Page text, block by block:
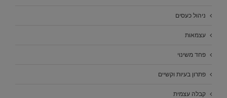
ניהול כעסים
עצמאות
פחד משינוי
פתרון בעיות וקשיים
קבלה עצמית